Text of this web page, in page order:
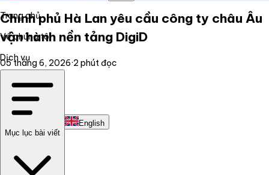
Trang chủ
Về chúng tôi
Dịch vụ
Liên hệ
English
Chính phủ Hà Lan yêu cầu công ty châu Âu
vận hành nền tảng DigiD
05 tháng 6, 2026·2 phút đọc
Mục lục bài viết